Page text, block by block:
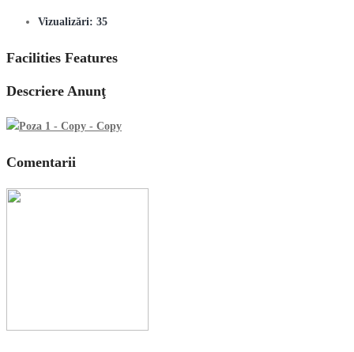
Vizualizări: 35
Facilities Features
Descriere Anunţ
Comentarii